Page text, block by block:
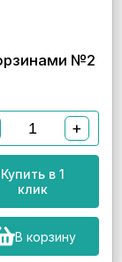
№2
+
Купить в 1
клик
В корзину